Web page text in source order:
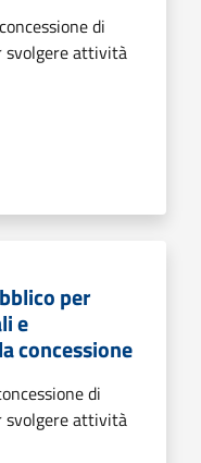
di
svolgere attività
per
e
concessione
di
svolgere attività